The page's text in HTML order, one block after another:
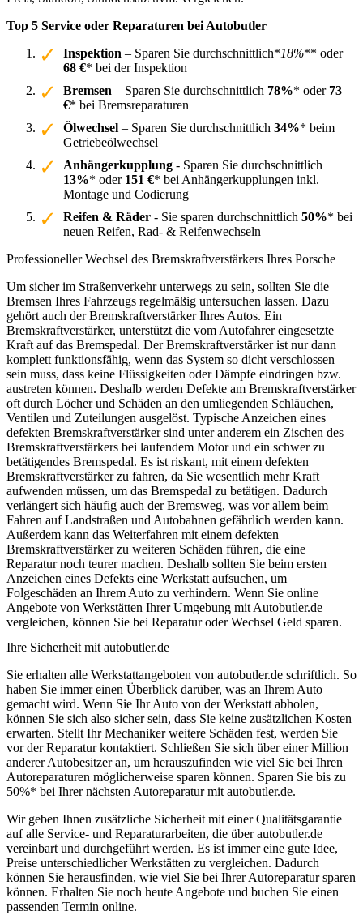
Top 5 Service oder Reparaturen bei Autobutler
Inspektion – Sparen Sie durchschnittlich*18%** oder
68 €* bei der Inspektion
Bremsen – Sparen Sie durchschnittlich 78%* oder 73
€* bei Bremsreparaturen
Ölwechsel – Sparen Sie durchschnittlich 34%* beim
Getriebeölwechsel
Anhängerkupplung - Sparen Sie durchschnittlich
13%* oder 151 €* bei Anhängerkupplungen inkl.
Montage und Codierung
Reifen & Räder - Sie sparen durchschnittlich 50%* bei
neuen Reifen, Rad- & Reifenwechseln
Professioneller Wechsel des Bremskraftverstärkers Ihres Porsche
Um sicher im Straßenverkehr unterwegs zu sein, sollten Sie die
Bremsen Ihres Fahrzeugs regelmäßig untersuchen lassen. Dazu
gehört auch der Bremskraftverstärker Ihres Autos. Ein
Bremskraftverstärker, unterstützt die vom Autofahrer eingesetzte
Kraft auf das Bremspedal. Der Bremskraftverstärker ist nur dann
komplett funktionsfähig, wenn das System so dicht verschlossen
sein muss, dass keine Flüssigkeiten oder Dämpfe eindringen bzw.
austreten können. Deshalb werden Defekte am Bremskraftverstärker
oft durch Löcher und Schäden an den umliegenden Schläuchen,
Ventilen und Zuteilungen ausgelöst. Typische Anzeichen eines
defekten Bremskraftverstärker sind unter anderem ein Zischen des
Bremskraftverstärkers bei laufendem Motor und ein schwer zu
betätigendes Bremspedal. Es ist riskant, mit einem defekten
Bremskraftverstärker zu fahren, da Sie wesentlich mehr Kraft
aufwenden müssen, um das Bremspedal zu betätigen. Dadurch
verlängert sich häufig auch der Bremsweg, was vor allem beim
Fahren auf Landstraßen und Autobahnen gefährlich werden kann.
Außerdem kann das Weiterfahren mit einem defekten
Bremskraftverstärker zu weiteren Schäden führen, die eine
Reparatur noch teurer machen. Deshalb sollten Sie beim ersten
Anzeichen eines Defekts eine Werkstatt aufsuchen, um
Folgeschäden an Ihrem Auto zu verhindern. Wenn Sie online
Angebote von Werkstätten Ihrer Umgebung mit Autobutler.de
vergleichen, können Sie bei Reparatur oder Wechsel Geld sparen.
Ihre Sicherheit mit autobutler.de
Sie erhalten alle Werkstattangeboten von autobutler.de schriftlich. So
haben Sie immer einen Überblick darüber, was an Ihrem Auto
gemacht wird. Wenn Sie Ihr Auto von der Werkstatt abholen,
können Sie sich also sicher sein, dass Sie keine zusätzlichen Kosten
erwarten. Stellt Ihr Mechaniker weitere Schäden fest, werden Sie
vor der Reparatur kontaktiert. Schließen Sie sich über einer Million
anderer Autobesitzer an, um herauszufinden wie viel Sie bei Ihren
Autoreparaturen möglicherweise sparen können. Sparen Sie bis zu
50%* bei Ihrer nächsten Autoreparatur mit autobutler.de.
Wir geben Ihnen zusätzliche Sicherheit mit einer Qualitätsgarantie
auf alle Service- und Reparaturarbeiten, die über autobutler.de
vereinbart und durchgeführt werden. Es ist immer eine gute Idee,
Preise unterschiedlicher Werkstätten zu vergleichen. Dadurch
können Sie herausfinden, wie viel Sie bei Ihrer Autoreparatur sparen
können. Erhalten Sie noch heute Angebote und buchen Sie einen
passenden Termin online.